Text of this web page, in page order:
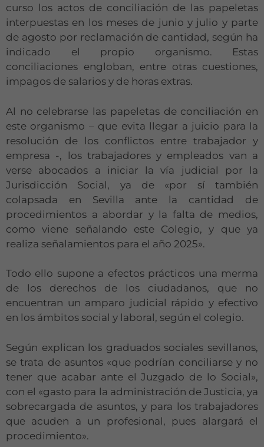
curso los actos de conciliación de las papeletas
interpuestas en los meses de junio y julio y parte
de agosto por reclamación de cantidad, según ha
indicado el propio organismo. Estas
conciliaciones engloban, entre otras cuestiones,
impagos de salarios y de horas extras.
Al no celebrarse las papeletas de conciliación en
este organismo – que evita llegar a juicio para la
resolución de los conflictos entre trabajador y
empresa -, los trabajadores y empleados van a
verse abocados a iniciar la vía judicial por la
Jurisdicción Social, ya de «por sí también
colapsada en Sevilla ante la cantidad de
procedimientos a abordar y la falta de medios,
como viene señalando este Colegio, y que ya
realiza señalamientos para el año 2025».
Todo ello supone a efectos prácticos una merma
de los derechos de los ciudadanos, que no
encuentran un amparo judicial rápido y efectivo
en los ámbitos social y laboral, según el colegio.
Según explican los graduados sociales sevillanos,
se trata de asuntos «que podrían conciliarse y no
tener que acabar ante el Juzgado de lo Social»,
con el «gasto para la administración de Justicia, ya
sobrecargada de asuntos, y para los trabajadores
que acuden a un profesional, pues alargará el
procedimiento».